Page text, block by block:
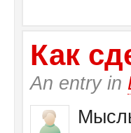
Как
An entry in